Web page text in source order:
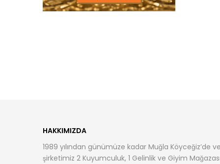
HAKKIMIZDA
1989 yılından günümüze kadar Muğla Köyceğiz’de
şirketimiz 2 Kuyumculuk, 1 Gelinlik ve Giyim